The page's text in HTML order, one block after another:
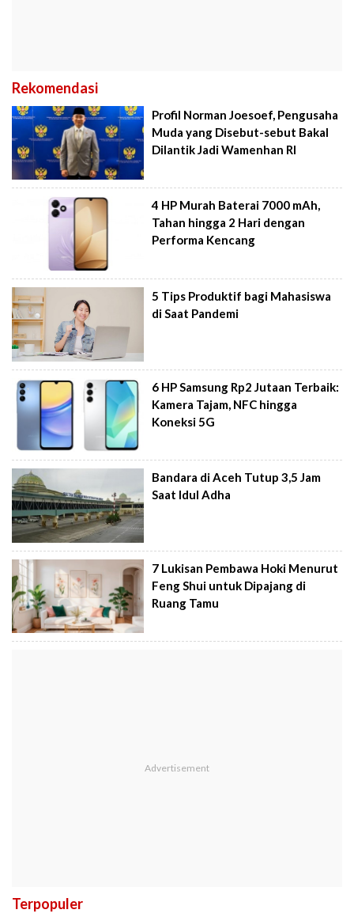
Rekomendasi
Profil Norman Joesoef, Pengusaha
Muda yang Disebut-sebut Bakal
Dilantik Jadi Wamenhan RI
4 HP Murah Baterai 7000 mAh,
Tahan hingga 2 Hari dengan
Performa Kencang
5 Tips Produktif bagi Mahasiswa
di Saat Pandemi
6 HP Samsung Rp2 Jutaan Terbaik:
Kamera Tajam, NFC hingga
Koneksi 5G
Bandara di Aceh Tutup 3,5 Jam
Saat Idul Adha
7 Lukisan Pembawa Hoki Menurut
Feng Shui untuk Dipajang di
Ruang Tamu
Terpopuler